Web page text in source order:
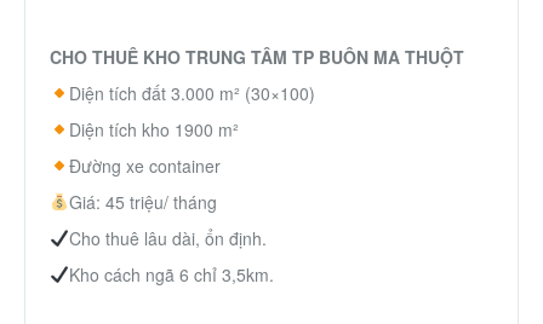
CHO THUÊ KHO TRUNG TÂM TP BUÔN MA THUỘT
Diện tích đất 3.000 m² (30×100)
Diện tích kho 1900 m²
Đường xe container
Giá: 45 triệu/ tháng
Cho thuê lâu dài, ổn định.
Kho cách ngã 6 chỉ 3,5km.